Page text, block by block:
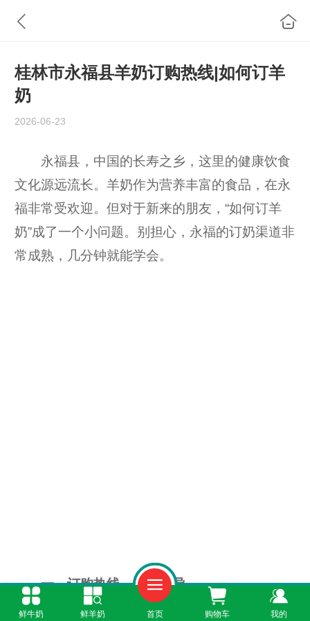
桂林市永福县羊奶订购热线|如何订羊
奶
2026-06-23
永福县，中国的长寿之乡，这里的健康饮食
文化源远流长。羊奶作为营养丰富的食品，在永
福非常受欢迎。但对于新来的朋友，“如何订羊
奶”成了一个小问题。别担心，永福的订奶渠道非
常成熟，几分钟就能学会。
一、订购热线，全程指导
鲜牛奶 鲜羊奶 首页 购物车 我的